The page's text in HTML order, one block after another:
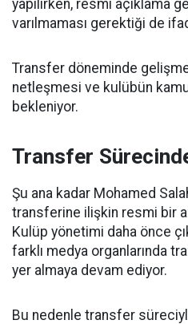
yapılırken, resmi açıklama
varılmaması gerektiği de
Transfer döneminde
netleşmesi ve kulübün
bekleniyor.
Transfer
Şu ana kadar Mohamed
transferine ilişkin resmi bir
Kulüp yönetimi daha önce
farklı medya organlarında
yer almaya devam ediyor.
Bu nedenle transfer